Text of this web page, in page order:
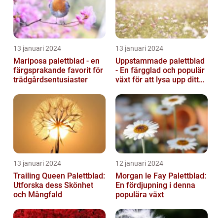
13 januari 2024
Mariposa palettblad - en
färgsprakande favorit för
trädgårdsentusiaster
13 januari 2024
Uppstammade palettblad
- En färgglad och populär
växt för att lysa upp ditt
13 januari 2024
Trailing Queen Palettblad:
Utforska dess Skönhet
och Mångfald
12 januari 2024
Morgan le Fay Palettblad:
En fördjupning i denna
populära växt